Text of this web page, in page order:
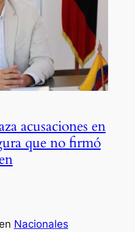
acusaciones en
que no firmó
Nacionales